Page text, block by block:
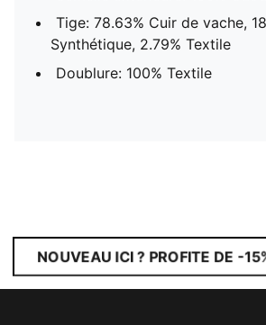
Tige: 78.63% Cuir de vache,
Synthétique, 2.79% Textile
Doublure: 100% Textile
NOUVEAU ICI ? PROFITE DE -